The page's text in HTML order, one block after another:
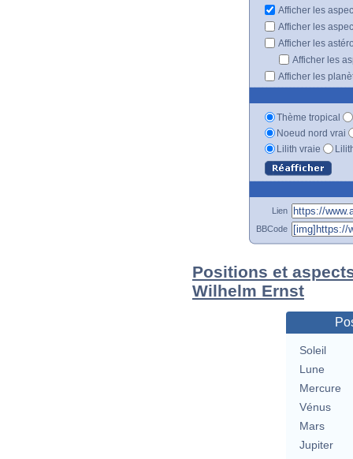
Afficher les
Afficher les
Afficher les
Afficher les
Afficher les
Thème tropical
Noeud nord vrai
Lilith vraie
Lien
BBCode
Positions et
Wilhelm Ernst
Soleil
Lune
Mercure
Vénus
Mars
Jupiter